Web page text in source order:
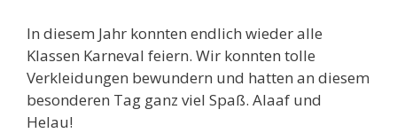
In diesem Jahr konnten endlich wieder alle
Klassen Karneval feiern. Wir konnten tolle
Verkleidungen bewundern und hatten an diesem
besonderen Tag ganz viel Spaß. Alaaf und
Helau!